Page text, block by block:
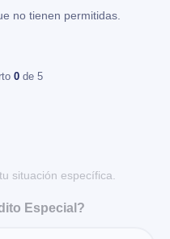
no tienen permitidas.
0 de 5
situación específica.
Especial?